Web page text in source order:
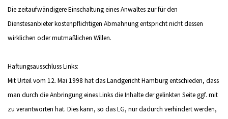
Die zeitaufwändigere Einschaltung eines Anwaltes zur für den
Dienstesanbieter kostenpflichtigen Abmahnung entspricht nicht dessen
wirklichen oder mutmaßlichen Willen.
Haftungsausschluss Links:
Mit Urteil vom 12. Mai 1998 hat das Landgericht Hamburg entschieden, dass
man durch die Anbringung eines Links die Inhalte der gelinkten Seite ggf. mit
zu verantworten hat. Dies kann, so das LG, nur dadurch verhindert werden,